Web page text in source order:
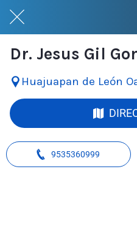
Dr. Jesus Gil
Huajuapan de León
9535360999